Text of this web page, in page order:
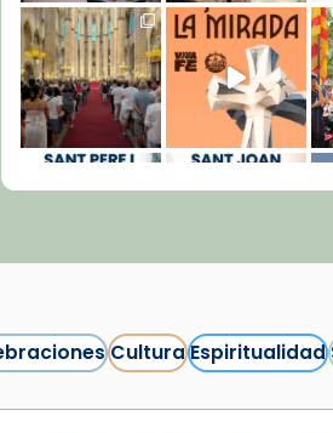
CulturaEspiritualidad